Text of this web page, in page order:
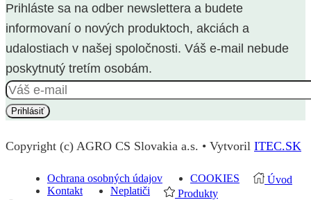
Prihláste sa na odber newslettera a budete
informovaní o nových produktoch, akciách a
udalostiach v našej spoločnosti. Váš e-mail nebude
poskytnutý tretím osobám.
Copyright (c) AGRO CS Slovakia a.s. • Vytvoril ITEC.SK
Ochrana osobných údajov
COOKIES
Kontakt
Neplatiči
Úvod
Produkty